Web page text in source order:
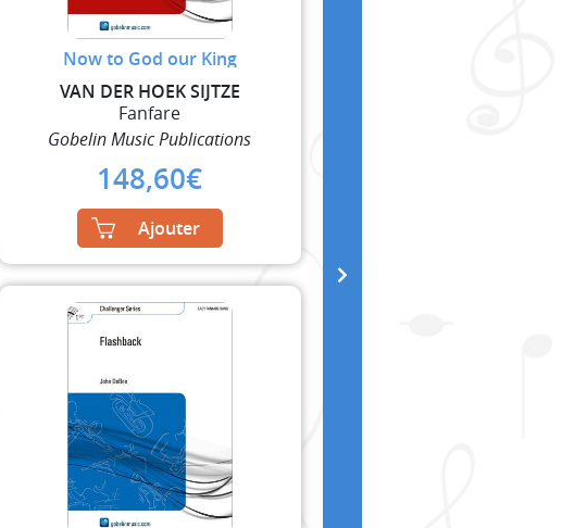
Now to God our King
VAN DER HOEK SIJTZE
Fanfare
Gobelin Music Publications
148,60€
Ajouter